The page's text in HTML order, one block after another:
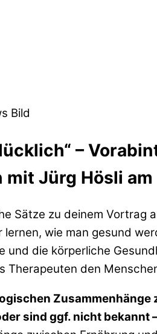
–
mit Jürg Hösli
Sätze zu deinem Vortrag
lernen, wie man gesund
und die körperliche
Therapeuten den
sind ggf. nicht bekannt